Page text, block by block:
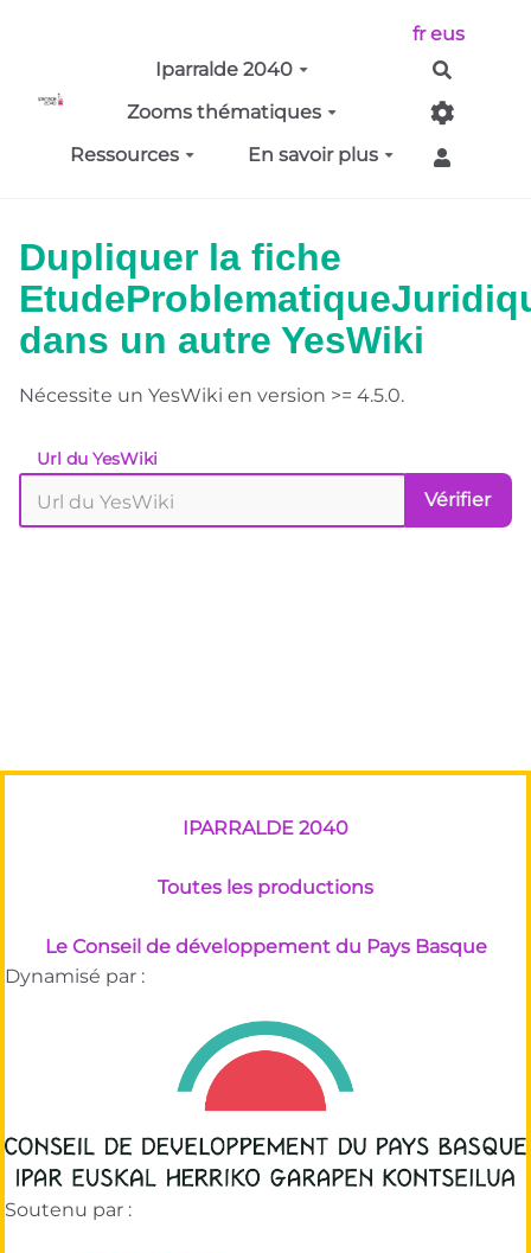
Iparralde 2040
Zooms thématiques
Ressources
En savoir plus
fr eus
Dupliquer la fiche
dans un autre YesWiki
Nécessite un YesWiki en version >= 4.5.0.
Url du YesWiki
Vérifier
IPARRALDE 2040
Toutes les productions
Le Conseil de développement du Pays Basque
Dynamisé par :
Soutenu par :